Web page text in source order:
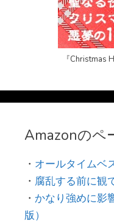
『Christmas
Amazonのペ
・ オールタイムベ
・ 腐乱する前に観
・ かなり強めに影
版）